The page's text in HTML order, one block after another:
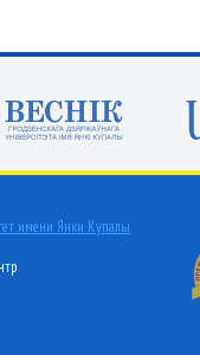
имени Янки Купалы